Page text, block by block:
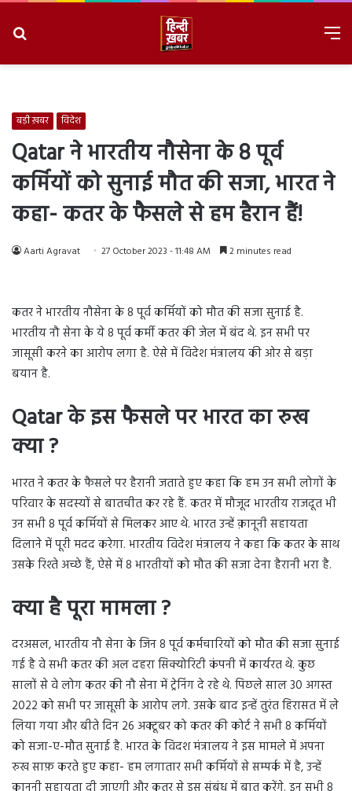
बड़ी ख़बर विदेश
Qatar ने भारतीय नौसेना के 8 पूर्व
कर्मियों को सुनाई मौत की सजा, भारत ने
कहा- कतर के फैसले से हम हैरान हैं!
Aarti Agravat 27 October 2023 - 11:48 AM 2 minutes read
कतर ने भारतीय नौसेना के 8 पूर्व कर्मियों को मौत की सजा सुनाई है.
भारतीय नौ सेना के ये 8 पूर्व कर्मी कतर की जेल में बंद थे. इन सभी पर
जासूसी करने का आरोप लगा है. ऐसे में विदेश मंत्रालय की ओर से बड़ा
बयान है.
Qatar के इस फैसले पर भारत का रुख
क्या ?
भारत ने कतर के फैसले पर हैरानी जताते हुए कहा कि हम उन सभी लोगों के
परिवार के सदस्यों से बातचीत कर रहे हैं. कतर में मौजूद भारतीय राजदूत भी
उन सभी 8 पूर्व कर्मियों से मिलकर आए थे. भारत उन्हें क़ानूनी सहायता
दिलाने में पूरी मदद करेगा. भारतीय विदेश मंत्रालय ने कहा कि कतर के साथ
उसके रिश्ते अच्छे हैं, ऐसे में 8 भारतीयों को मौत की सजा देना हैरानी भरा है.
क्या है पूरा मामला ?
दरअसल, भारतीय नौ सेना के जिन 8 पूर्व कर्मचारियों को मौत की सजा सुनाई
गई है वे सभी कतर की अल दहरा सिक्योरिटी कंपनी में कार्यरत थे. कुछ
सालों से वे लोग कतर की नौ सेना में ट्रेनिंग दे रहे थे. पिछले साल 30 अगस्त
2022 को सभी पर जासूसी के आरोप लगे. उसके बाद इन्हें तुरंत हिरासत में ले
लिया गया और बीते दिन 26 अक्टूबर को कतर की कोर्ट ने सभी 8 कर्मियों
को सजा-ए-मौत सुनाई है. भारत के विदश मंत्रालय ने इस मामले में अपना
रुख साफ़ करते हुए कहा- हम लगातार सभी कर्मियों से सम्पर्क में है, उन्हें